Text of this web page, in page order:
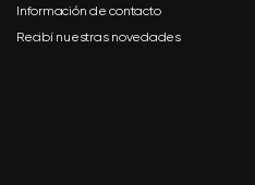
Información de contacto
Recibí nuestras novedades